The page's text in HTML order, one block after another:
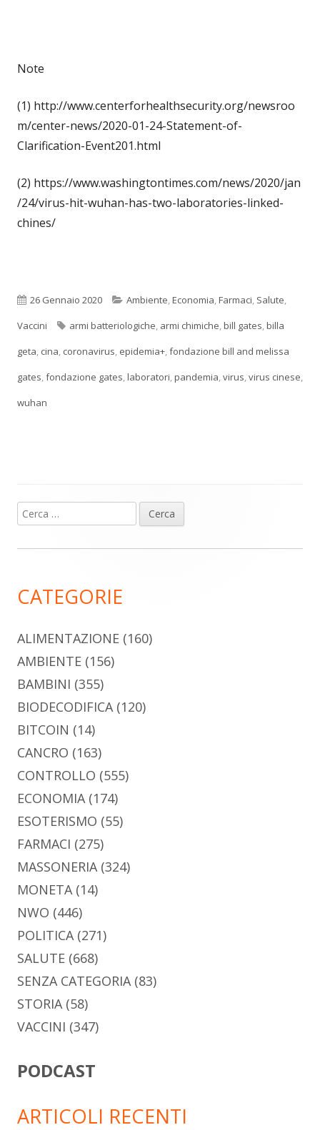
Note
(1) http://www.centerforhealthsecurity.org/newsroo
m/center-news/2020-01-24-Statement-of-
Clarification-Event201.html
(2) https://www.washingtontimes.com/news/2020/jan
/24/virus-hit-wuhan-has-two-laboratories-linked-
chines/
Pubblicato
26 Gennaio 2020 Categorie
Ambiente,Economia,Farmaci, Salute,
Vaccini
Tag
armi batteriologiche, armi chimiche,bill gates,billa
geta, cina, coronavirus, epidemia+,fondazione bill and melissa
gates,fondazione gates,laboratori,pandemia,virus,virus cinese,
wuhan
Barra
laterale
Ricerca
per:
CATEGORIE
ALIMENTAZIONE (160)
AMBIENTE (156)
BAMBINI (355)
BIODECODIFICA (120)
BITCOIN (14)
CANCRO (163)
CONTROLLO (555)
ECONOMIA (174)
ESOTERISMO (55)
FARMACI (275)
MASSONERIA (324)
MONETA (14)
NWO (446)
POLITICA (271)
SALUTE (668)
SENZA CATEGORIA (83)
STORIA (58)
VACCINI (347)
PODCAST
ARTICOLI RECENTI